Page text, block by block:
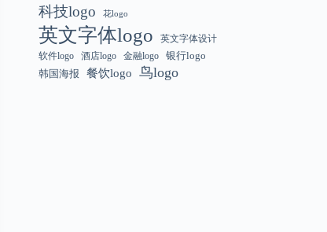
科技logo 花logo
英文字体logo
英文字体设计
软件logo
酒店logo 金融logo
银行logo
韩国海报
餐饮logo 鸟logo